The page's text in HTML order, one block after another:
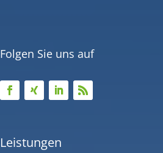
Folgen Sie uns auf
Leistungen